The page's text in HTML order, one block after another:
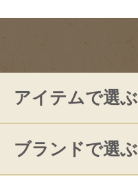
アイテムで選ぶ
ブランドで選ぶ